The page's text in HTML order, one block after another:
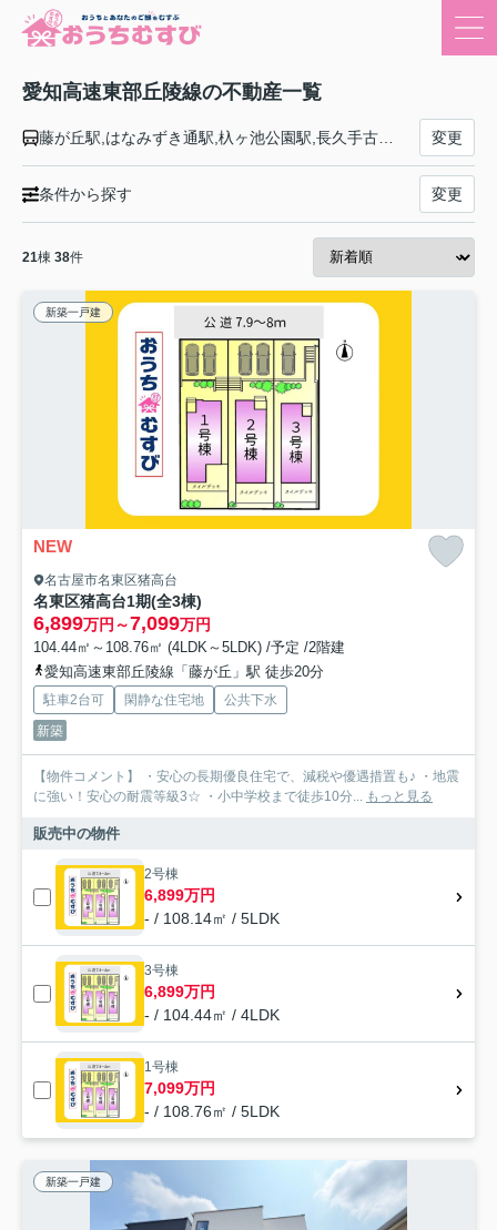
愛知高速東部丘陵線の不動産一覧
変更
条件から探す 変更
21棟 38件
新築一戸建
NEW
名古屋市名東区猪高台
名東区猪高台1期(全3棟)
6,899万円～7,099万円
104.44㎡～108.76㎡ (4LDK～5LDK) /予定 /2階建
愛知高速東部丘陵線「藤が丘」駅 徒歩20分
駐車2台可 閑静な住宅地
公共下水
新築
【物件コメント】 ・安心の長期優良住宅で、減税や優遇措置も♪ ・地震
に強い！安心の耐震等級3☆ ・小中学校まで徒歩10分... もっと見る
販売中の物件
2号棟
6,899万円
- / 108.14㎡ / 5LDK
3号棟
6,899万円
- / 104.44㎡ / 4LDK
1号棟
7,099万円
- / 108.76㎡ / 5LDK
新築一戸建